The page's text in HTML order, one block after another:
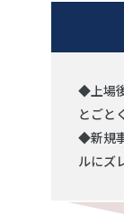
◆上場
とごと
◆新規
ルにズ